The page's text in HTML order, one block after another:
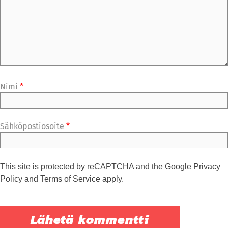
Nimi *
Sähköpostiosoite *
This site is protected by reCAPTCHA and the Google Privacy
Policy and Terms of Service apply.